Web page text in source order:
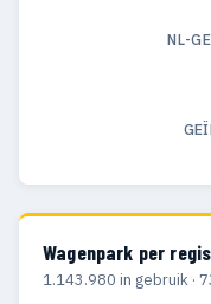
NL-
Wagenpark per
1.143.980 in gebruik ·